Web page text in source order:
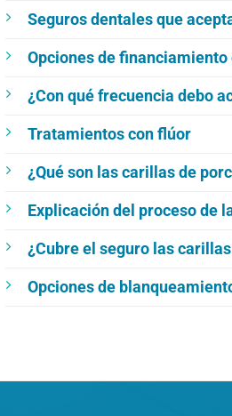
Seguros dentales que
Opciones de financiamiento
¿Con qué frecuencia debo
Tratamientos con flúor
¿Qué son las carillas de
Explicación del proceso de
¿Cubre el seguro las
Opciones de